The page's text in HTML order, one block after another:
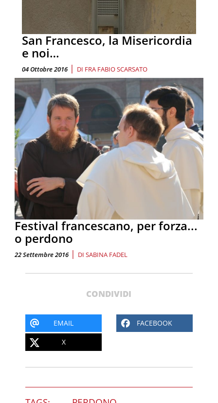
San Francesco, la Misericordia
e noi…
04 Ottobre 2016 | DI FRA FABIO SCARSATO
Festival francescano, per forza...
o perdono
22 Settembre 2016 | DI SABINA FADEL
CONDIVIDI
EMAIL FACEBOOK
X